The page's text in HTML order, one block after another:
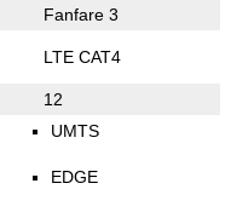
Fanfare 3
LTE CAT4
12
UMTS
EDGE